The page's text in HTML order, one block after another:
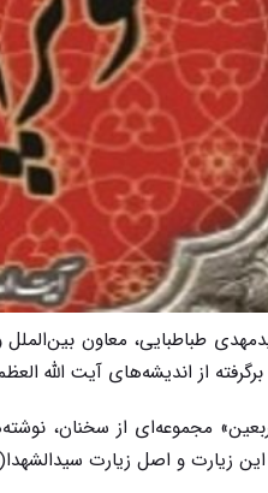
طباطبایی، معاون بین‌الملل
از اندیشه‌های آیت الله
مجموعه‌ای از سخنان،
این زیارت و اصل زیارت